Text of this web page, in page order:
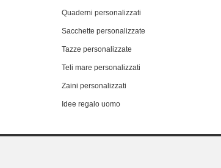
Quaderni personalizzati
Sacchette personalizzate
Tazze personalizzate
Teli mare personalizzati
Zaini personalizzati
Idee regalo uomo